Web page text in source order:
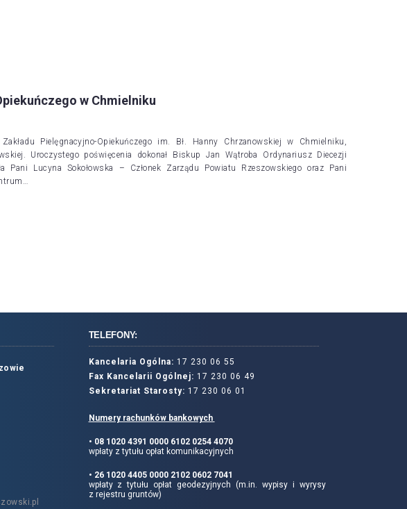
w Chmielniku
Pielęgnacyjno-Opiekuńczego im. Bł. Hanny Chrzanowskiej w Chmielniku,
Uroczystego poświęcenia dokonał Biskup Jan Wątroba Ordynariusz Diecezji
Pani Lucyna Sokołowska – Członek Zarządu Powiatu Rzeszowskiego oraz Pani
TELEFONY:
Kancelaria Ogólna: 17 230 06 55
Fax Kancelarii Ogólnej: 17 230 06 49
Sekretariat Starosty: 17 230 06 01
Numery rachunków bankowych
• 08 1020 4391 0000 6102 0254 4070
wpłaty z tytułu opłat komunikacyjnych
• 26 1020 4405 0000 2102 0602 7041
wpłaty z tytułu opłat geodezyjnych (m.in. wypisy i wyrysy
z rejestru gruntów)